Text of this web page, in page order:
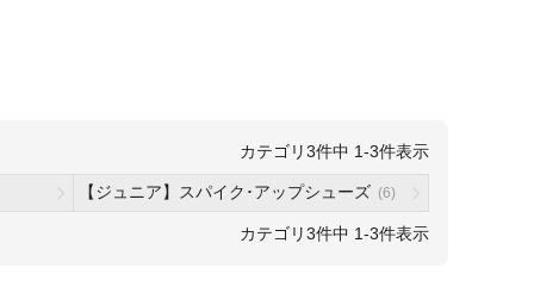
3件中 1-3件表示
【ジュニア】スパイク･アップシューズ (6)
3件中 1-3件表示